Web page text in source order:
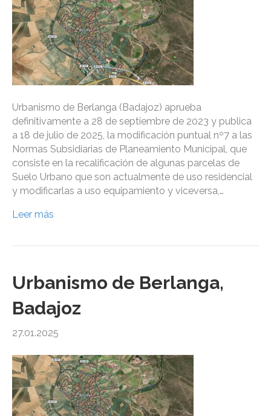
Urbanismo de Berlanga (Badajoz) aprueba
definitivamente a 28 de septiembre de 2023 y publica
a 18 de julio de 2025, la modificación puntual nº7 a las
Normas Subsidiarias de Planeamiento Municipal, que
consiste en la recalificación de algunas parcelas de
Suelo Urbano que son actualmente de uso residencial
y modificarlas a uso equipamiento y viceversa,…
Leer más
Urbanismo de Berlanga,
Badajoz
27.01.2025